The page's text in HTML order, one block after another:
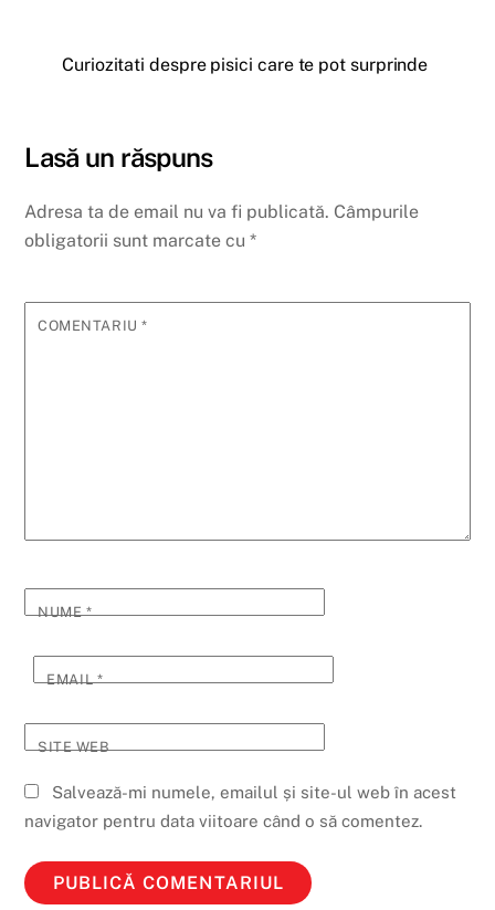
Curiozitati despre pisici care te pot surprinde
Lasă un răspuns
Adresa ta de email nu va fi publicată. Câmpurile
obligatorii sunt marcate cu*
COMENTARIU*
NUME*
EMAIL*
SITE WEB
Salvează-mi numele, emailul și site-ul web în acest
navigator pentru data viitoare când o să comentez.